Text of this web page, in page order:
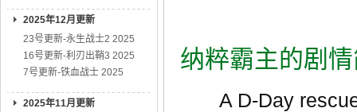
2025年12月更新
23号更新-永生战士2 2025
16号更新-利刃出鞘3 2025
7号更新-铁血战士 2025
2025年11月更新
纳粹霸主的剧
A D-Day rescue